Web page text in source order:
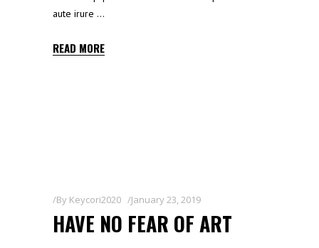
aute irure
READ MORE
By Keycori2020 January 23, 2019
HAVE NO FEAR OF ART